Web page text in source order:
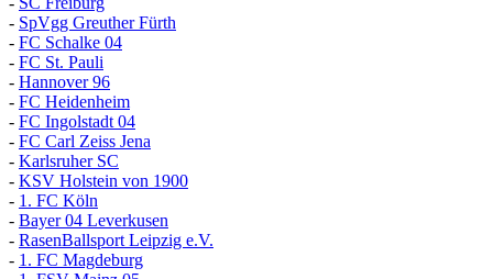
- SpVgg Greuther Fürth
- FC Schalke 04
- FC St. Pauli
- Hannover 96
- FC Heidenheim
- FC Ingolstadt 04
- FC Carl Zeiss Jena
- Karlsruher SC
- KSV Holstein von 1900
- 1. FC Köln
- Bayer 04 Leverkusen
- RasenBallsport Leipzig e.V.
- 1. FC Magdeburg